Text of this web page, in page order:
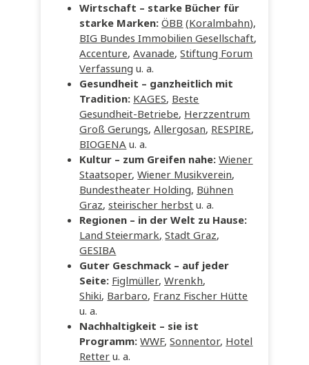
Wirtschaft – starke Bücher für
starke Marken: ÖBB (Koralmbahn),
BIG Bundes Immobilien Gesellschaft,
Accenture,Avanade,Stiftung Forum
Verfassung u. a.
Gesundheit – ganzheitlich mit
Tradition: KAGES, Beste
Gesundheit-Betriebe, Herzzentrum
Groß Gerungs,Allergosan, RESPIRE,
BIOGENAu. a.
Kultur – zum Greifen nahe: Wiener
Staatsoper,Wiener Musikverein,
Bundestheater Holding, Bühnen
Graz,steirischer herbstu. a.
Regionen – in der Welt zu Hause:
Land Steiermark, Stadt Graz,
GESIBA
Guter Geschmack – auf jeder
Seite: Figlmüller,Wrenkh,
Shiki, Barbaro, Franz Fischer Hütte
u. a.
Nachhaltigkeit – sie ist
Programm: WWF,Sonnentor, Hotel
Retteru. a.